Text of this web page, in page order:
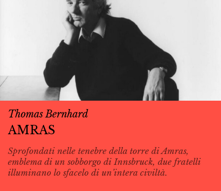
Thomas Bernhard
AMRAS
Sprofondati nelle tenebre della torre di Amras,
emblema di un sobborgo di Innsbruck, due fratelli
illuminano lo sfacelo di un’intera civiltà.